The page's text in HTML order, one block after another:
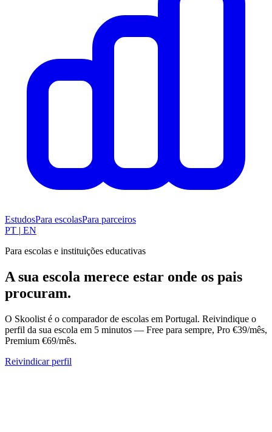
EstudosPara escolasPara parceiros
PT | EN
Para escolas e instituições educativas
A sua escola merece estar onde os pais
procuram.
O Skoolist é o comparador de escolas em Portugal. Reivindique o
perfil da sua escola em 5 minutos — Free para sempre, Pro €39/mês,
Premium €69/mês.
Reivindicar perfil